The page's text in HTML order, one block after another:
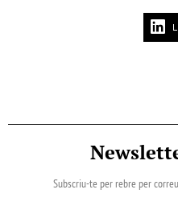
Subscriu-te per rebre per